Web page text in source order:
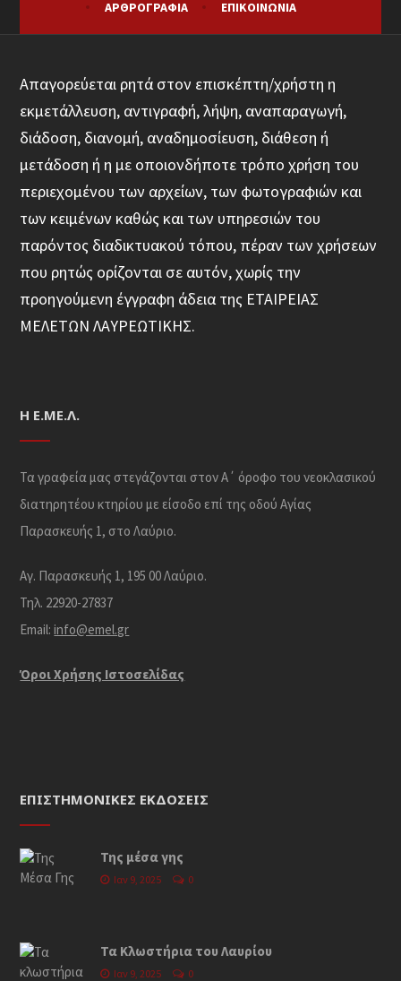
ΑΡΘΡΟΓΡΑΦΊΑ
ΕΠΙΚΟΙΝΩΝΊΑ
Απαγορεύεται ρητά στον επισκέπτη/χρήστη η
εκμετάλλευση, αντιγραφή, λήψη, αναπαραγωγή,
διάδοση, διανομή, αναδημοσίευση, διάθεση ή
μετάδοση ή η με οποιονδήποτε τρόπο χρήση του
περιεχομένου των αρχείων, των φωτογραφιών και
των κειμένων καθώς και των υπηρεσιών του
παρόντος διαδικτυακού τόπου, πέραν των χρήσεων
που ρητώς ορίζονται σε αυτόν, χωρίς την
προηγούμενη έγγραφη άδεια της ΕΤΑΙΡΕΙΑΣ
ΜΕΛΕΤΩΝ ΛΑΥΡΕΩΤΙΚΗΣ.
Η Ε.ΜΕ.Λ.
Τα γραφεία μας στεγάζονται στον Α΄ όροφο του νεοκλασικού
διατηρητέου κτηρίου με είσοδο επί της οδού Αγίας
Παρασκευής 1, στο Λαύριο.
Αγ. Παρασκευής 1, 195 00 Λαύριο.
Τηλ. 22920-27837
Email:info@emel.gr
Όροι Χρήσης Iστοσελίδας
ΕΠΙΣΤΗΜΟΝΙΚΈΣ ΕΚΔΌΣΕΙΣ
Της μέσα γης
Ιαν 9, 2025 0
Τα Κλωστήρια του Λαυρίου
Ιαν 9, 2025 0